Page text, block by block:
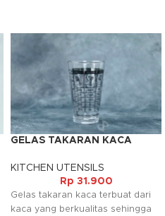
GELAS TAKARAN KACA
KITCHEN UTENSILS
Rp 31.900
Gelas takaran kaca terbuat dari
kaca yang berkualitas sehingga